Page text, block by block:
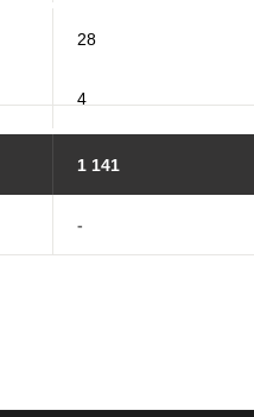
28
4
1 141
-